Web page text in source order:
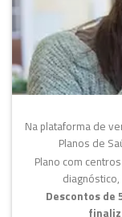
Na plataforma de
Planos de
Plano com
Descontos de